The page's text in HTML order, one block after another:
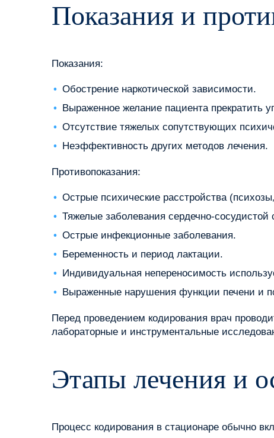
Показания и
Показания:
Обострение наркотической зависимости.
Выраженное желание пациента прекратить
Отсутствие тяжелых сопутствующих
Неэффективность других методов лечения.
Противопоказания:
Острые психические расстройства
Тяжелые заболевания сердечно-сосудистой
Острые инфекционные заболевания.
Беременность и период лактации.
Индивидуальная непереносимость
Выраженные нарушения функции печени и
Перед проведением кодирования врач
лабораторные и инструментальные
Этапы лечения и
Процесс кодирования в стационаре обычно